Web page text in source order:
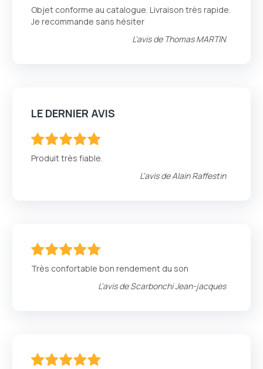
Objet conforme au catalogue. Livraison très rapide.
Je recommande sans hésiter
L'avis de Thomas MARTIN
LE DERNIER AVIS
Produit très fiable.
L'avis deAlain Raffestin
Très confortable bon rendement du son
L'avis deScarbonchi Jean-jacques